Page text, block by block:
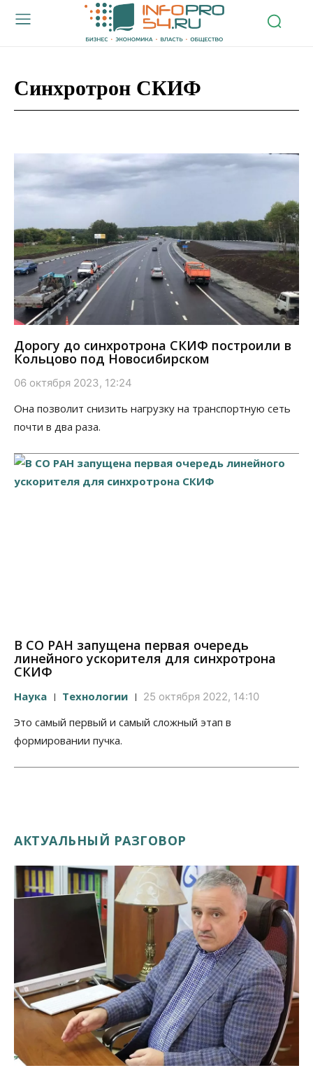
Синхротрон СКИФ
Дорогу до синхротрона СКИФ построили в
Кольцово под Новосибирском
06 октября 2023, 12:24
Она позволит снизить нагрузку на транспортную сеть
почти в два раза.
В СО РАН запущена первая очередь
линейного ускорителя для синхротрона
СКИФ
Наука Технологии 25 октября 2022, 14:10
Это самый первый и самый сложный этап в
формировании пучка.
АКТУАЛЬНЫЙ РАЗГОВОР